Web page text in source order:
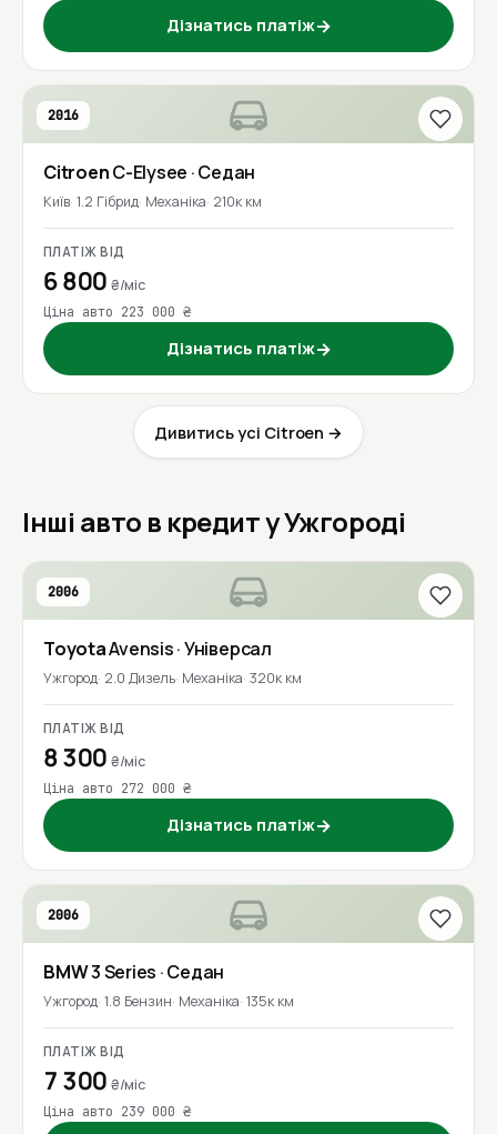
Дізнатись платіж→
2016
CitroenC-Elysee · Седан
Київ 1.2 Гібрид Механіка 210к км
ПЛАТІЖ ВІД
6 800₴/міс
Ціна авто 223 000 ₴
Дізнатись платіж→
Дивитись усі Citroen →
Інші авто в кредит у Ужгороді
2006
ToyotaAvensis· Універсал
Ужгород 2.0 Дизель Механіка 320к км
ПЛАТІЖ ВІД
8 300₴/міс
Ціна авто 272 000 ₴
Дізнатись платіж→
2006
BMW3 Series · Седан
Ужгород 1.8 Бензин Механіка 135к км
ПЛАТІЖ ВІД
7 300₴/міс
Ціна авто 239 000 ₴